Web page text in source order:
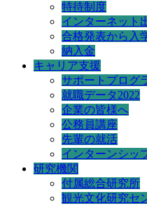
特待制度
インターネット
合格発表から入
納入金
キャリア支援
サポートプログ
就職データ2022
企業の皆様へ
公務員講座
先輩の就活
インターンシッ
研究機関
付属総合研究所
観光文化研究セ